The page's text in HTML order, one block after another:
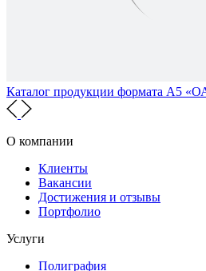
Каталог продукции формата А5
О компании
Клиенты
Вакансии
Достижения и отзывы
Портфолио
Услуги
Полиграфия